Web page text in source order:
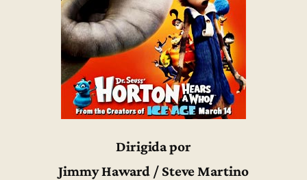
Dirigida por
Jimmy Haward / Steve Martino